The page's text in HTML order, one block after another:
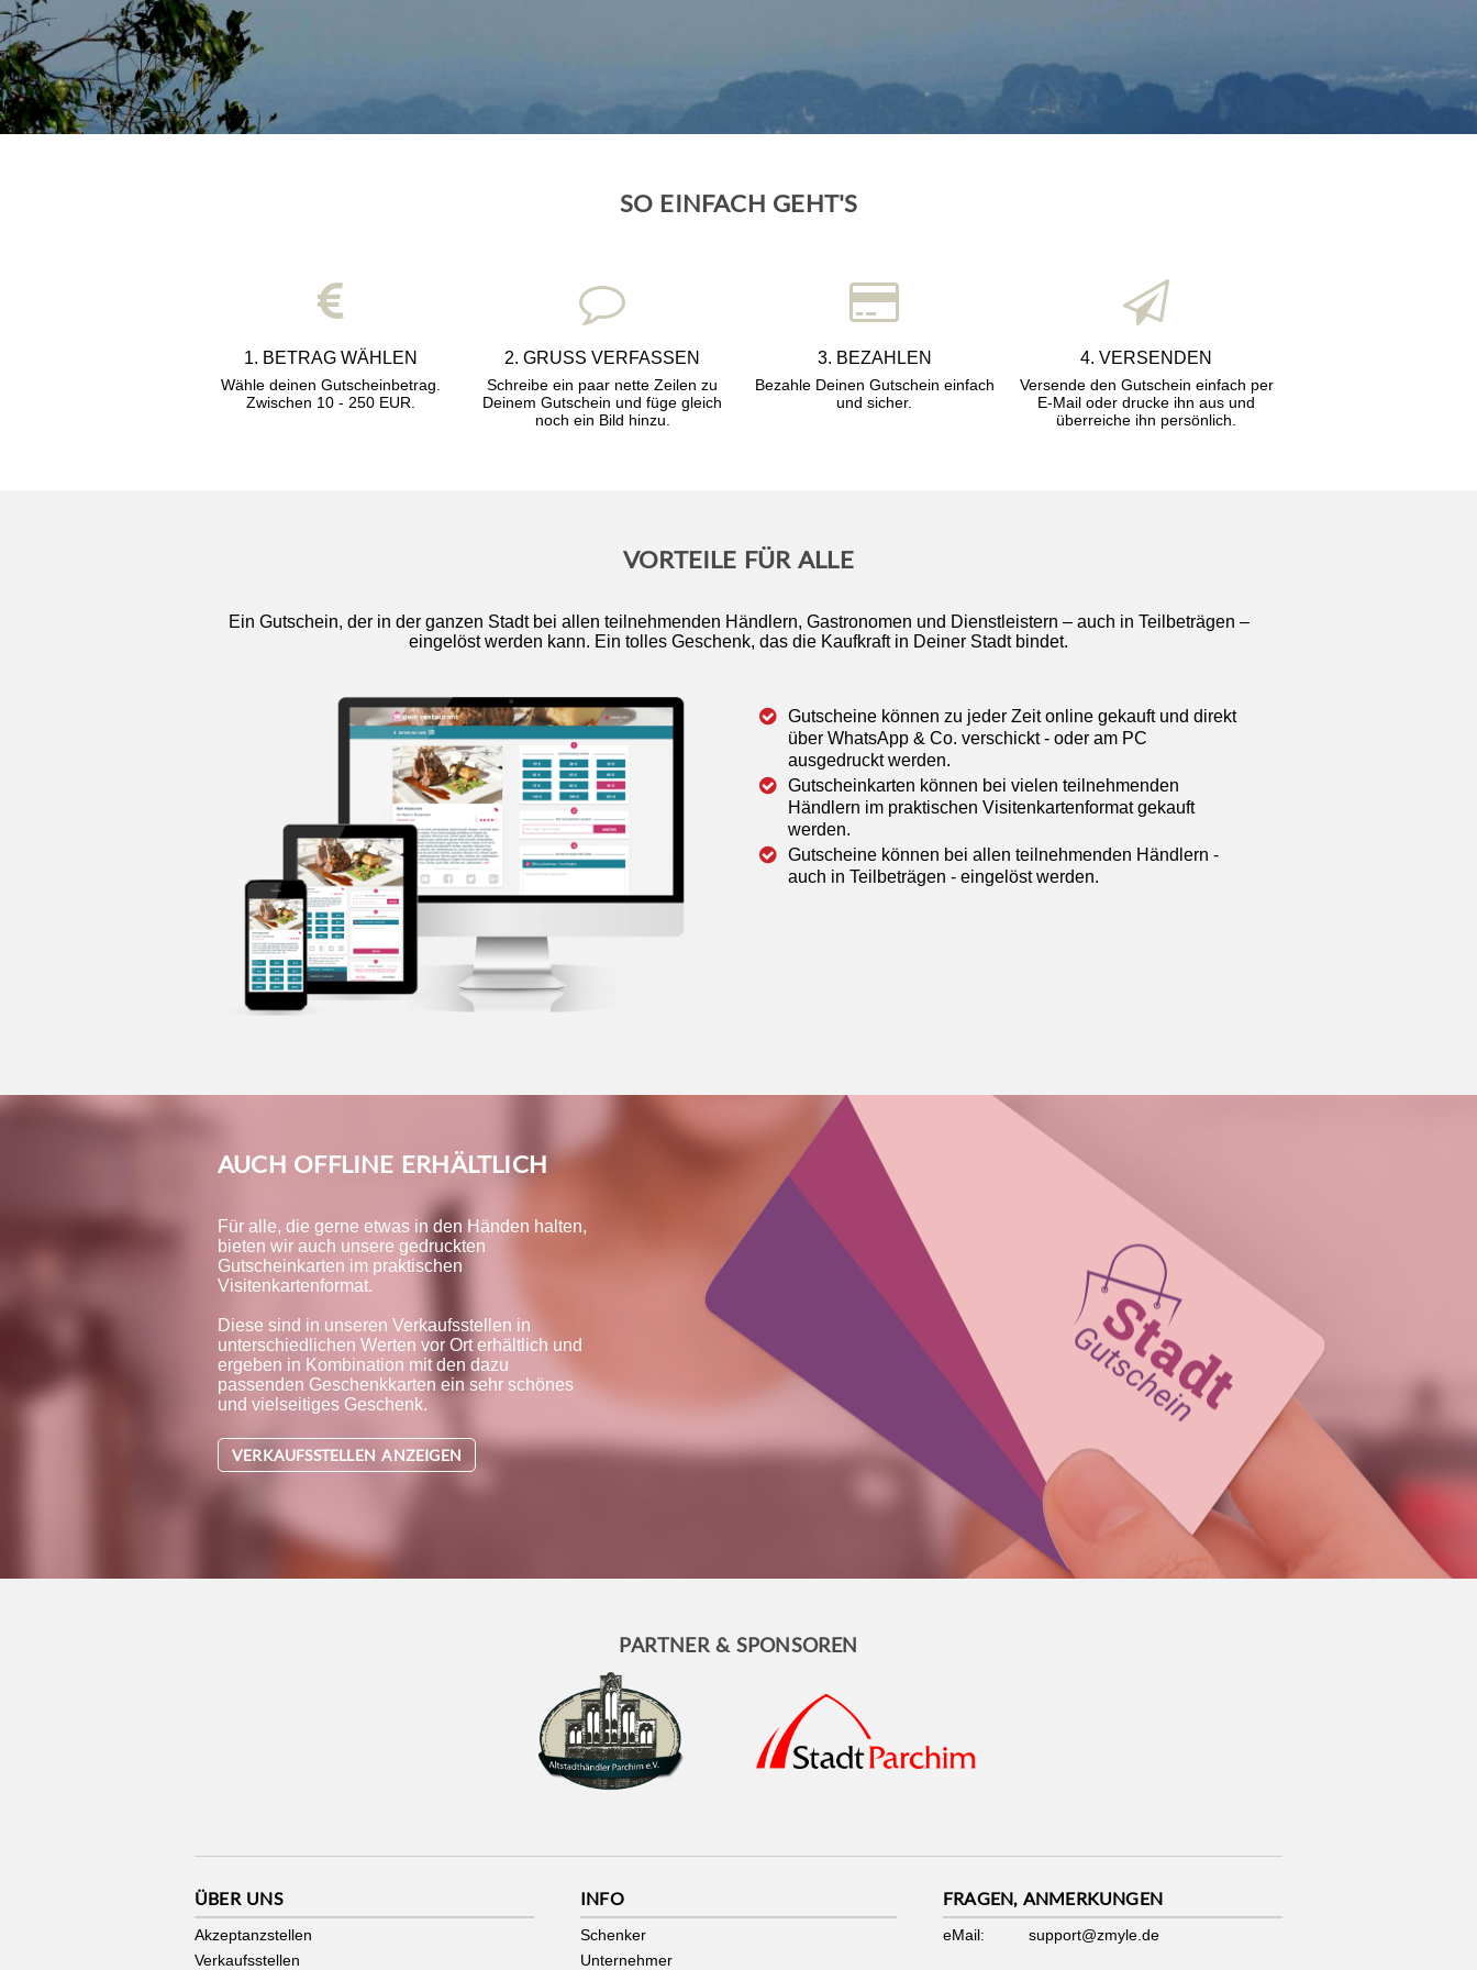
SO EINFACH GEHT'S
1. BETRAG WÄHLEN
Wähle deinen Gutscheinbetrag.
Zwischen 10 - 250 EUR.
2. GRUSS VERFASSEN
Schreibe ein paar nette Zeilen zu
Deinem Gutschein und füge gleich
noch ein Bild hinzu.
3. BEZAHLEN
Bezahle Deinen Gutschein einfach
und sicher.
4. VERSENDEN
Versende den Gutschein einfach per
E-Mail oder drucke ihn aus und
überreiche ihn persönlich.
VORTEILE FÜR ALLE
Ein Gutschein, der in der ganzen Stadt bei allen teilnehmenden Händlern, Gastronomen und Dienstleistern – auch in Teilbeträgen –
eingelöst werden kann. Ein tolles Geschenk, das die Kaufkraft in Deiner Stadt bindet.
Gutscheine können zu jeder Zeit online gekauft und direkt
über WhatsApp & Co. verschickt - oder am PC
ausgedruckt werden.
Gutscheinkarten können bei vielen teilnehmenden
Händlern im praktischen Visitenkartenformat gekauft
werden.
Gutscheine können bei allen teilnehmenden Händlern -
auch in Teilbeträgen - eingelöst werden.
AUCH OFFLINE ERHÄLTLICH
Für alle, die gerne etwas in den Händen halten,
bieten wir auch unsere gedruckten
Gutscheinkarten im praktischen
Visitenkartenformat.
Diese sind in unseren Verkaufsstellen in
unterschiedlichen Werten vor Ort erhältlich und
ergeben in Kombination mit den dazu
passenden Geschenkkarten ein sehr schönes
und vielseitiges Geschenk.
VERKAUFSSTELLEN ANZEIGEN
PARTNER & SPONSOREN
ÜBER UNS
Akzeptanzstellen
Verkaufsstellen
INFO
Schenker
Unternehmer
FRAGEN, ANMERKUNGEN
eMail: support@zmyle.de